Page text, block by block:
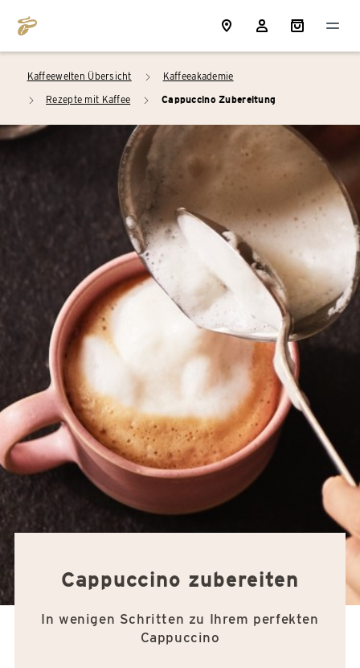
Kaffeewelten Übersicht arrow_right Kaffeeakademie
arrow_right Rezepte mit Kaffee arrow_right Cappuccino Zubereitung
Cappuccino zubereiten
In wenigen Schritten zu Ihrem perfekten
Cappuccino